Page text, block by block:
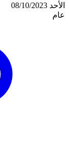
الأحد 08/10/2023
عام